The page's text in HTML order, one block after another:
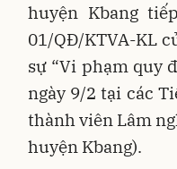
huyện Kbang
01/QĐ/KTVA-KL
sự “Vi phạm quy
ngày 9/2 tại các
thành viên Lâm
huyện Kbang).